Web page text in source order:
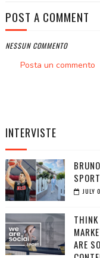
POST A COMMENT
NESSUN COMMENTO
Posta un commento
INTERVISTE
JULY
THINK
ARE